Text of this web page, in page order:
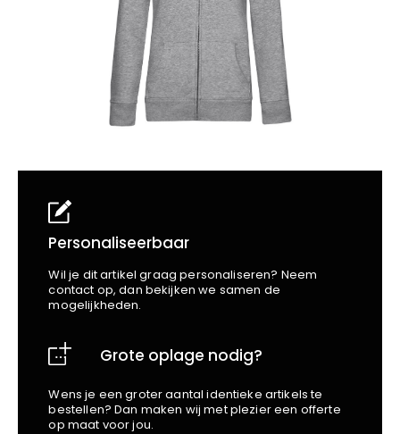
BusinessWellnessKapper
Beechfield
Blakläder
Edge Safety
Harvest
Heckel
Hydrowear
Jassz
Kariban
Personaliseerbaar
Wil je dit artikel graag personaliseren? Neem
contact op, dan bekijken we samen de
mogelijkheden.
Grote oplage nodig?
Wens je een groter aantal identieke artikels te
bestellen? Dan maken wij met plezier een offerte
op maat voor jou.